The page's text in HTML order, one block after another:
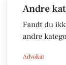
Andre
Fandt du
andre
Advokat